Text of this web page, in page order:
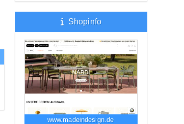
Shopinfo
www.madeindesign.de